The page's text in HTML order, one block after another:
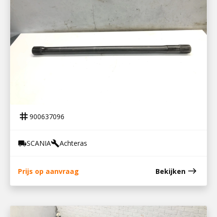
tag 900637096
local_shippingSCANIAbuildAchteras
Prijs op aanvraag Bekijken east